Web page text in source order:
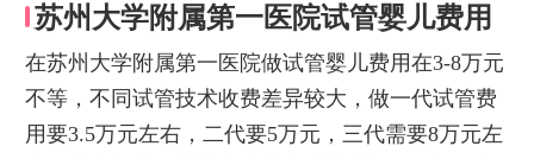
苏州大学附属第一医院试管婴儿费用
在苏州大学附属第一医院做试管婴儿费用在3-8万元
不等，不同试管技术收费差异较大，做一代试管费
用要3.5万元左右，二代要5万元，三代需要8万元左